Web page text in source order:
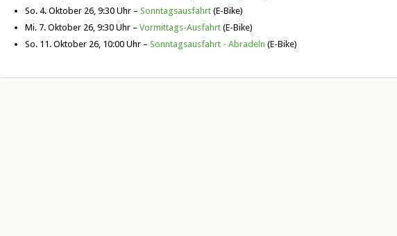
So. 4. Oktober 26, 9:30 Uhr – Sonntagsausfahrt (E-Bike)
Mi. 7. Oktober 26, 9:30 Uhr – Vormittags-Ausfahrt (E-Bike)
So. 11. Oktober 26, 10:00 Uhr – Sonntagsausfahrt - Abradeln (E-Bike)